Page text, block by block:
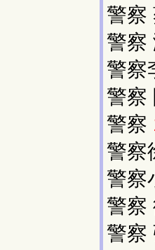
警察
警察
警察
警察
警察
警察
警察
警察
警察